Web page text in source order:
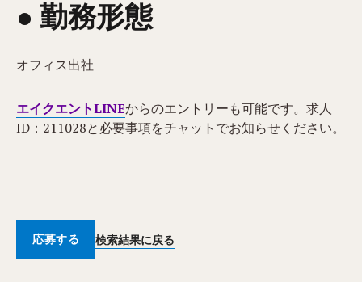
● 勤務形態
オフィス出社
エイクエントLINEからのエントリーも可能です。求人
ID：211028と必要事項をチャットでお知らせください。
応募する 検索結果に戻る